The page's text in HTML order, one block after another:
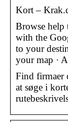
Kort –
Browse help
with the
to your
your map ·
Find firmaer
at søge i